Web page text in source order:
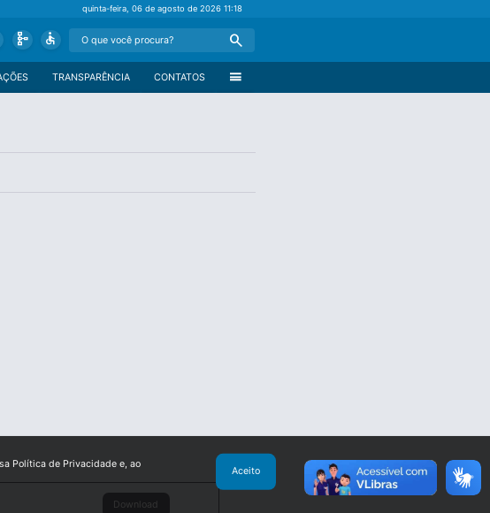
quinta-feira, 06 de agosto de 202611:18
Schema Accessible Search
menu
CONTATOS
TRANSPARÊNCIA
Download
Política de Privacidade e, ao
Aceito